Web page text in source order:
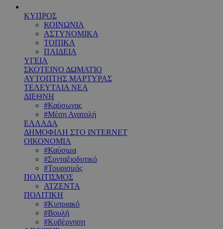
ΚΥΠΡΟΣ
ΚΟΙΝΩΝΙΑ
ΑΣΤΥΝΟΜΙΚΑ
ΤΟΠΙΚΑ
ΠΑΙΔΕΙΑ
ΥΓΕΙΑ
ΣΚΟΤΕΙΝΟ ΔΩΜΑΤΙΟ
ΑΥΤΟΠΤΗΣ ΜΑΡΤΥΡΑΣ
ΤΕΛΕΥΤΑΙΑ ΝΕΑ
ΔΙΕΘΝΗ
#Καύσωνας
#Μέση Ανατολή
ΕΛΛΑΔΑ
ΔΗΜΟΦΙΛΗ ΣΤΟ INTERNET
ΟΙΚΟΝΟΜΙΑ
#Καύσιμα
#Συνταξιοδοτικό
#Τουρισμός
ΠΟΛΙΤΙΣΜΟΣ
ΑΤΖΕΝΤΑ
ΠΟΛΙΤΙΚΗ
#Κυπριακό
#Βουλή
#Κυβέρνηση